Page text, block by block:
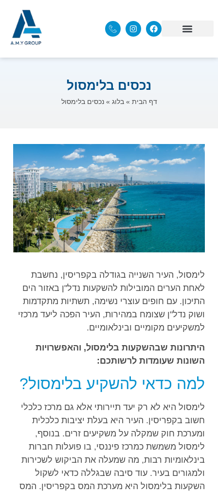
נכסים בלימסול
דף הבית »בלוג »נכסים בלימסול
לימסול, העיר השנייה בגודלה בקפריסין, נחשבת
לאחת הערים המובילות להשקעות נדל"ן באזור הים
התיכון. עם חופים עוצרי נשימה, תשתיות מתקדמות
ושוק נדל"ן שצומח במהירות, העיר הפכה ליעד מרכזי
למשקיעים מקומיים ובינלאומיים.
היתרונות שבהשקעות בלימסול, והאפשרויות
השונות שעומדות לרשותכם:
למה כדאי להשקיע בלימסול?
לימסול היא לא רק יעד תיירותי אלא גם מרכז כלכלי
חשוב בקפריסין. העיר היא בעלת יציבות כלכלית
ומערכת חוק שמקלה על משקיעים זרים. בנוסף,
לימסול משמשת כמרכז פיננסי, בו פועלות חברות
בינלאומיות רבות, מה שמעלה את הביקוש לשכירות
ולמגורים בעיר. עוד סיבה שבגללה כדאי לשקול
השקעות בלימסול היא מערכת המס בקפריסין. המס